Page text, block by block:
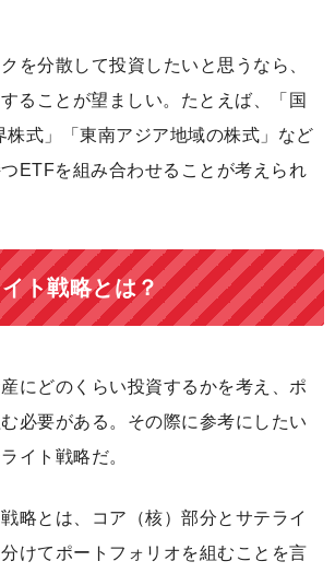
を分散して投資したいと思うなら、
ることが望ましい。たとえば、「国
株式」「東南アジア地域の株式」など
ETFを組み合わせることが考えられ
ト戦略とは？
にどのくらい投資するかを考え、ポ
必要がある。その際に参考にしたい
イト戦略だ。
略とは、コア（核）部分とサテライ
けてポートフォリオを組むことを言